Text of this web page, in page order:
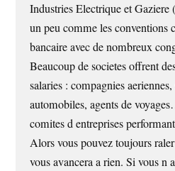
Industries Electrique et
un peu comme les conventions
bancaire avec de nombreux
Beaucoup de societes offrent
salaries : compagnies
automobiles, agents de
comites d entreprises
Alors vous pouvez toujours
vous avancera a rien. Si vous n